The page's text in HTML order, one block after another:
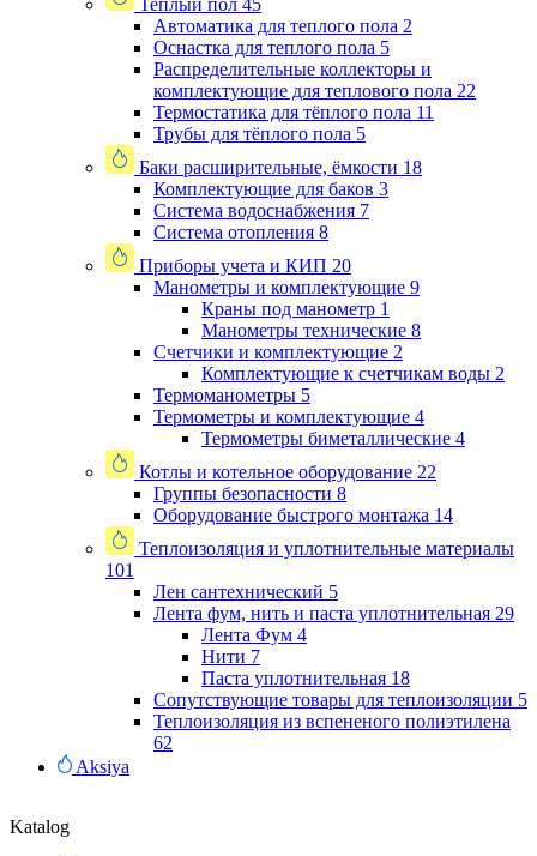
Теплый пол 45
Автоматика для теплого пола 2
Оснастка для теплого пола 5
Распределительные коллекторы и
комплектующие для теплового пола 22
Термостатика для тёплого пола 11
Трубы для тёплого пола 5
Баки расширительные, ёмкости 18
Комплектующие для баков 3
Система водоснабжения 7
Система отопления 8
Приборы учета и КИП 20
Манометры и комплектующие 9
Краны под манометр 1
Манометры технические 8
Счетчики и комплектующие 2
Комплектующие к счетчикам воды 2
Термоманометры 5
Термометры и комплектующие 4
Термометры биметаллические 4
Котлы и котельное оборудование 22
Группы безопасности 8
Оборудование быстрого монтажа 14
Теплоизоляция и уплотнительные материалы
101
Лен сантехнический 5
Лента фум, нить и паста уплотнительная 29
Лента Фум 4
Нити 7
Паста уплотнительная 18
Сопутствующие товары для теплоизоляции 5
Теплоизоляция из вспененого полиэтилена
62
Aksiya
Katalog